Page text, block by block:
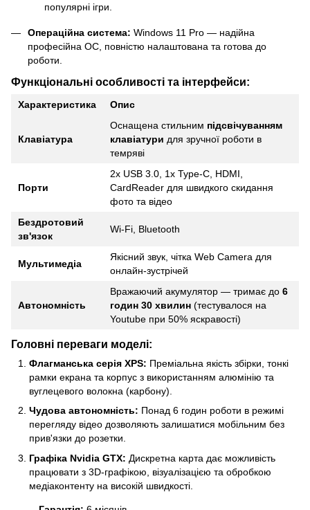
популярні ігри.
Операційна система: Windows 11 Pro — надійна
професійна ОС, повністю налаштована та готова до
роботи.
Функціональні особливості та інтерфейси:
Характеристика Опис
Клавіатура
Оснащена стильним підсвічуванням
клавіатури для зручної роботи в
темряві
Порти
2x USB 3.0, 1x Type-C, HDMI,
CardReader для швидкого скидання
фото та відео
Бездротовий
зв'язок
Wi-Fi, Bluetooth
Мультимедіа
Якісний звук, чітка Web Camera для
онлайн-зустрічей
Автономність
Вражаючий акумулятор — тримає до 6
годин 30 хвилин (тестувалося на
Youtube при 50% яскравості)
Головні переваги моделі:
Флагманська серія XPS: Преміальна якість збірки, тонкі
рамки екрана та корпус з використанням алюмінію та
вуглецевого волокна (карбону).
Чудова автономність: Понад 6 годин роботи в режимі
перегляду відео дозволяють залишатися мобільним без
прив'язки до розетки.
Графіка Nvidia GTX: Дискретна карта дає можливість
працювати з 3D-графікою, візуалізацією та обробкою
медіаконтенту на високій швидкості.